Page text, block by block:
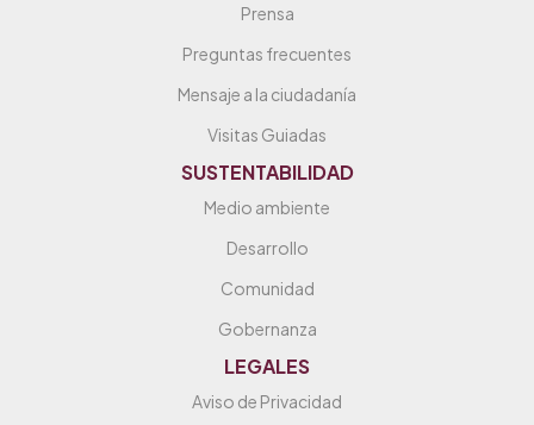
Prensa
Preguntas frecuentes
Mensaje a la ciudadanía
Visitas Guiadas
SUSTENTABILIDAD
Medio ambiente
Desarrollo
Comunidad
Gobernanza
LEGALES
Aviso de Privacidad